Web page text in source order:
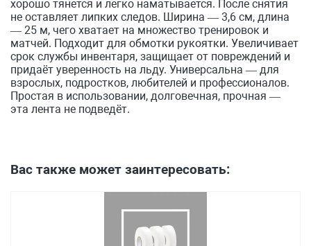
хорошо тянется и легко наматывается. После снятия
не оставляет липких следов. Ширина — 3,6 см, длина
— 25 м, чего хватает на множество тренировок и
матчей. Подходит для обмотки рукоятки. Увеличивает
срок службы инвентаря, защищает от повреждений и
придаёт уверенность на льду. Универсальна — для
взрослых, подростков, любителей и профессионалов.
Простая в использовании, долговечная, прочная —
эта лента не подведёт.
Вас также может заинтересовать: